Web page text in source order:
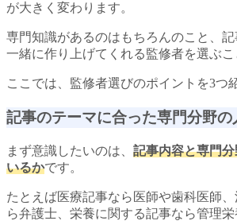
が大きく変わります。
専門知識があるのはもちろんのこと、
一緒に作り上げてくれる監修者を選ぶこ
ここでは、監修者選びのポイントを3つ
記事のテーマに合った専門分野の
まず意識したいのは、 記事内容と専門
いるかです。
たとえば医療記事なら医師や歯科医師
ら弁護士、栄養に関する記事なら管理